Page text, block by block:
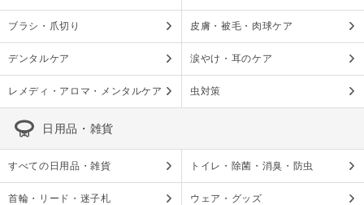
ブラシ・爪切り 皮膚・被毛・肉球ケア
デンタルケア 涙やけ・耳のケア
レメディ・アロマ・メンタルケア 虫対策
日用品・雑貨
すべての日用品・雑貨 トイレ・除菌・消臭・防虫
首輪・リード・迷子札 ウェア・グッズ